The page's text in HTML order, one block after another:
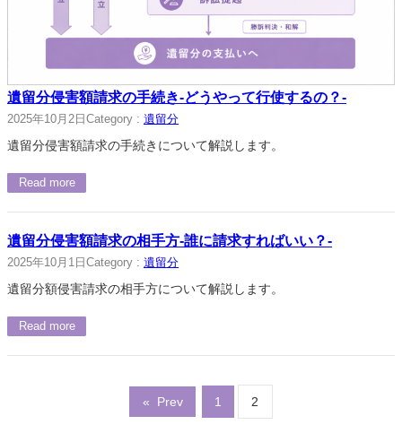
遺留分侵害額請求の手続き-どうやって行使するの？-
2025年10月2日 Category : 遺留分
遺留分侵害額請求の手続きについて解説します。
Read more
遺留分侵害額請求の相手方-誰に請求すればいい？-
2025年10月1日 Category : 遺留分
遺留分額侵害請求の相手方について解説します。
Read more
« Prev 1 2